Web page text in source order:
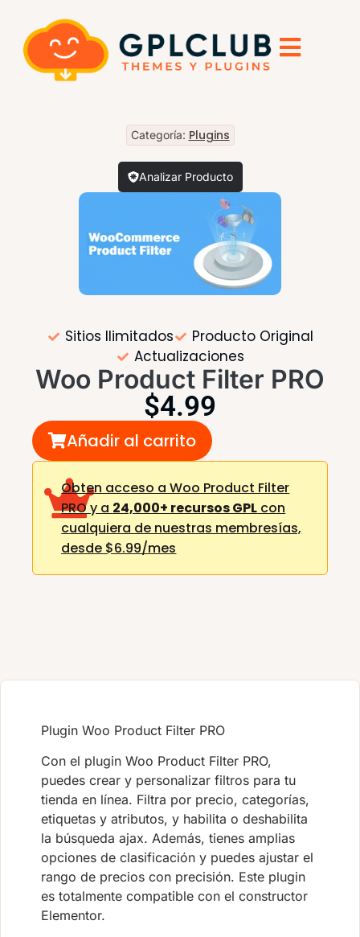
Categoría: Plugins
Analizar Producto
Sitios Ilimitados
Producto Original
Actualizaciones
Woo Product Filter PRO
$4.99
Añadir al carrito
Obten acceso a Woo Product Filter
PRO y a 24,000+ recursos GPL con
cualquiera de nuestras membresías,
desde $6.99/mes
Plugin Woo Product Filter PRO
Con el plugin Woo Product Filter PRO,
puedes crear y personalizar filtros para tu
tienda en línea. Filtra por precio, categorías,
etiquetas y atributos, y habilita o deshabilita
la búsqueda ajax. Además, tienes amplias
opciones de clasificación y puedes ajustar el
rango de precios con precisión. Este plugin
es totalmente compatible con el constructor
Elementor.